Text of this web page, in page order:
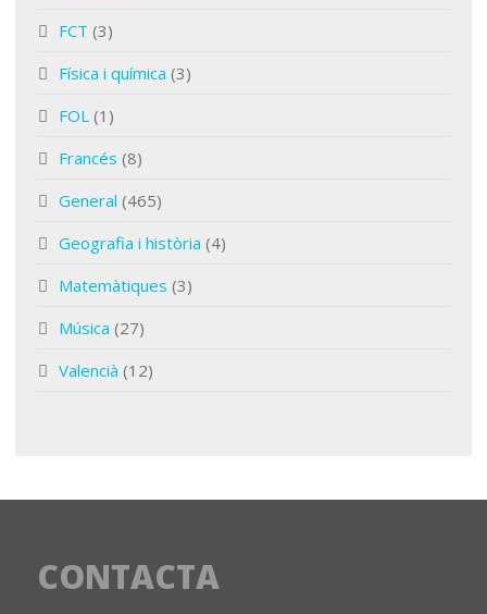
FCT (3)
Física i química (3)
FOL (1)
Francés (8)
General (465)
Geografia i història (4)
Matemàtiques (3)
Música (27)
Valencià (12)
CONTACTA